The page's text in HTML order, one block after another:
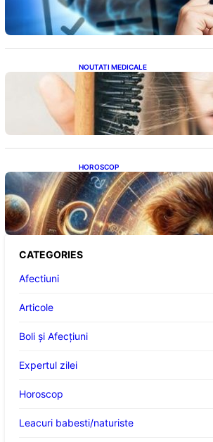
NOUTATI MEDICALE
Semnele unei deficiențe
Impactul asupra sănătății
HOROSCOP
Portalul Leului 8/8:
Abundență pentru Cinci
CATEGORIES
Afectiuni
Articole
Boli și Afecțiuni
Expertul zilei
Horoscop
Leacuri babesti/naturiste